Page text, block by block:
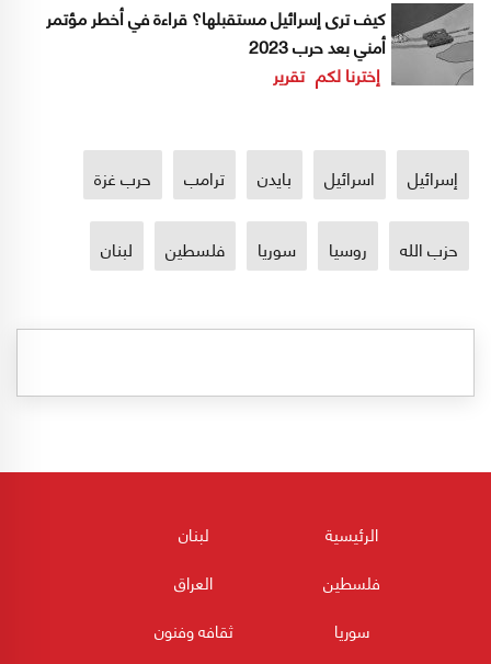
كيف ترى إسرائيل مستقبلها؟ قراءة في أخطر مؤتمر
أمني بعد حرب 2023
إخترنا لكم تقرير
إسرائيل اسرائيل بايدن ترامب حرب غزة
حزب الله روسيا سوريا فلسطين لبنان
الرئيسية
لبنان
فلسطين
العراق
سوريا
ثقافه وفنون